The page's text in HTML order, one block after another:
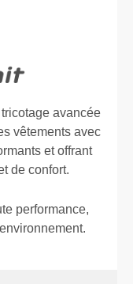
avancée
vêtements avec
et offrant
de confort.
performance,